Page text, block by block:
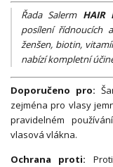
Řada Salerm HAIR
posílení řídnoucích
ženšen, biotin,
nabízí kompletní
Doporučeno pro:
zejména pro vlasy
pravidelném
vlasová vlákna.
Ochrana proti: